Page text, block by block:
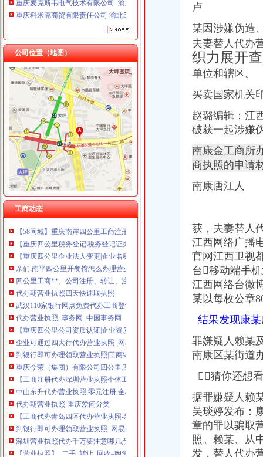
重庆科米克商贸有限责任公司 渝北50万 （工商注册）
重庆欧氏科技发展有限公司 渝九50万 （进出口权）
重庆嘉天琪科技有限公司 渝北30万 （工商注册）
重庆凯誉网络通信技术工程有限公司 渝中300万 （工商变更）
重庆佳技维科技发展有限公司 渝南100万 （进出口权）
上海兆妩贸易有限公司重庆龙湖·北城天街分公司 （工商注册）
公司位置（地图）
工商动态
四公里代办营业执照
代办三类维修许可证第一文库网
发布商机列表_【今日推荐网-分类信息】
郑州公司注册代理代办_工商_商业服务_供应_230信息网
三峡大坝景区商铺招租公告_荆楚网
江门碧桂园西江府一手楼盘驻场（包住）_广东中原地产代理有限公
【58同城】重庆南岸四公里工商年检_工商营业执照年检
【58同城】重庆南岸四公里工商注册_公司注册代理_代办注册公司价格
【重庆四公里税务登记|税务登记证办理|代理税务登记】-重庆赶集网
【重庆四公里企业法人变更|企业名称变更|企业地址变更】-重庆赶集网
亲们,南平四公里开餐馆怎么办理营业执照,到哪里班啊？_百度知道
四公里工商**、公司注册、转让、注销、异动解除重庆工商年检今题网
代办朝营业执照四天快速取执照
武汉110家银行网点免费代办工商登记4日拿营业执照_大楚网_腾讯网
代办营业执照_事务网_中国事务网
【重庆四公里公司资质认证|企业资质认证|企业认证网】-重庆赶集网
企业可通过四大行代办营业执照_网易新闻
到银行即可办理领取营业执照|工商银行|营业执照|电子化_新浪新闻
重庆今荣（集团）有限公司四公里店_【电话地址_招聘信息_注册信息_
【工商注册代办深圳营业执照个体工商户营业执照代办四证合一】价
中山东升代办营业执照,零元注册,全程代办,仅需四步_志趣网
代办朝营业执照-重庆爱问分类
【工商代办青岛四区代办营业执照-新梦想代理记账有限公司】价
到银行即可办理领取营业执照_网易财经
深圳营业执照代办千万要注意哪几点？
【营业执照】_二手_转让_回收–闲鱼
卢
某因涉嫌伪造
夫妻替人代办
织力展开
单位和辖区。
买卖国家机关
赵璐编辑：江
破获一起涉嫌
南康金工商所
商执照的申请
南康唐江人
获，夫妻替人
江西网络广播
官网江西卫视
台移动端手
江西网络台微
某以每枚公章
结果发现康
罪嫌疑人赖某
南康区某街道
猜你还想
据罪嫌疑人赖
吴琰婷发布：
章的罪以骗取
照。 赖某、 从
发，替人代办